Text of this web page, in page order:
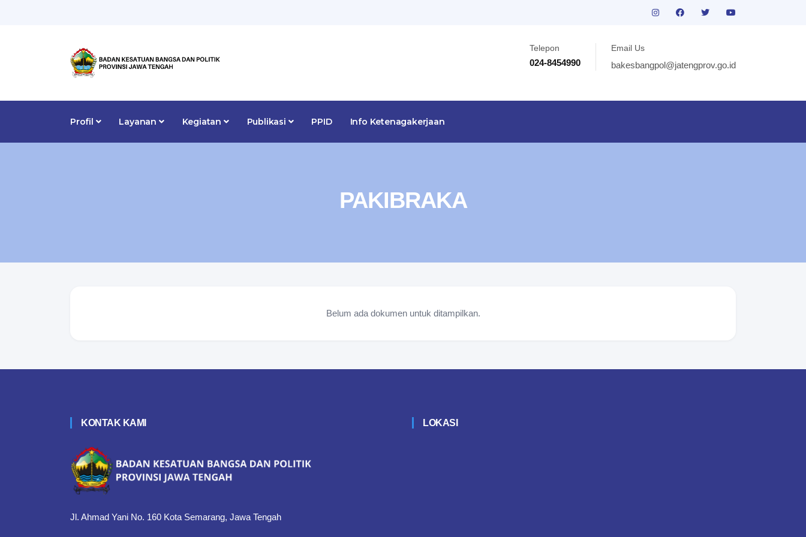
Telepon
024-8454990
Email Us
bakesbangpol@jatengprov.go.id
Profil Layanan Kegiatan Publikasi PPID Info Ketenagakerjaan
PAKIBRAKA
Belum ada dokumen untuk ditampilkan.
KONTAK KAMI
Jl. Ahmad Yani No. 160 Kota Semarang, Jawa Tengah
LOKASI